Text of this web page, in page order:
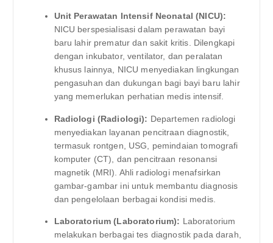
Unit Perawatan Intensif Neonatal (NICU):
NICU berspesialisasi dalam perawatan bayi
baru lahir prematur dan sakit kritis. Dilengkapi
dengan inkubator, ventilator, dan peralatan
khusus lainnya, NICU menyediakan lingkungan
pengasuhan dan dukungan bagi bayi baru lahir
yang memerlukan perhatian medis intensif.
Radiologi (Radiologi): Departemen radiologi
menyediakan layanan pencitraan diagnostik,
termasuk rontgen, USG, pemindaian tomografi
komputer (CT), dan pencitraan resonansi
magnetik (MRI). Ahli radiologi menafsirkan
gambar-gambar ini untuk membantu diagnosis
dan pengelolaan berbagai kondisi medis.
Laboratorium (Laboratorium): Laboratorium
melakukan berbagai tes diagnostik pada darah,